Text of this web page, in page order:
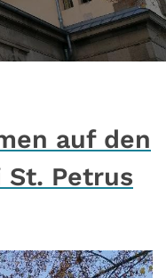
auf den
St. Petrus